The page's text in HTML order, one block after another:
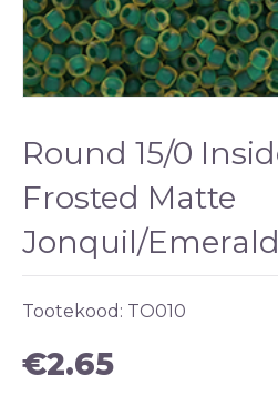
Round 15/0
Frosted Matte
Jonquil/
Tootekood: TO010
€2.65